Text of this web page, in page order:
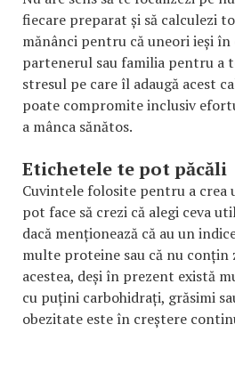
fiecare preparat și să calculezi
mănânci pentru că uneori ieși
partenerul sau familia pentru a
stresul pe care îl adaugă acest
poate compromite inclusiv
a mânca sănătos.
Etichetele te pot păcăli
Cuvintele folosite pentru a crea
pot face să crezi că alegi ceva
dacă menționează că au un
multe proteine sau că nu conțin
acestea, deși în prezent există
cu puțini carbohidrați, grăsimi
obezitate este în creștere